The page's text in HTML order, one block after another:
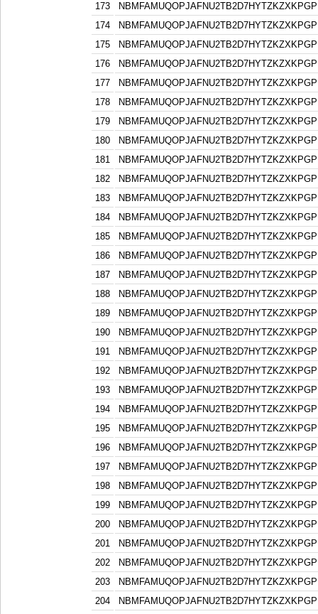
173
174
175
176
177
178
179
180
181
182
183
184
185
186
187
188
189
190
191
192
193
194
195
196
197
198
199
200
201
202
203
204